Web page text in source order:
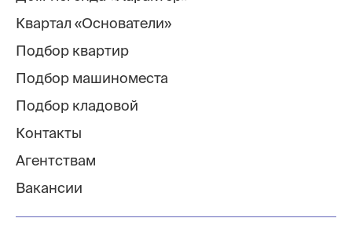
Квартал «Основатели»
Подбор квартир
Подбор машиноместа
Подбор кладовой
Контакты
Агентствам
Вакансии